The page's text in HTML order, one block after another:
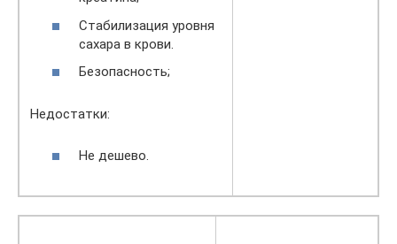
Стабилизация уровня
сахара в крови.
Безопасность;
Недостатки:
Не дешево.